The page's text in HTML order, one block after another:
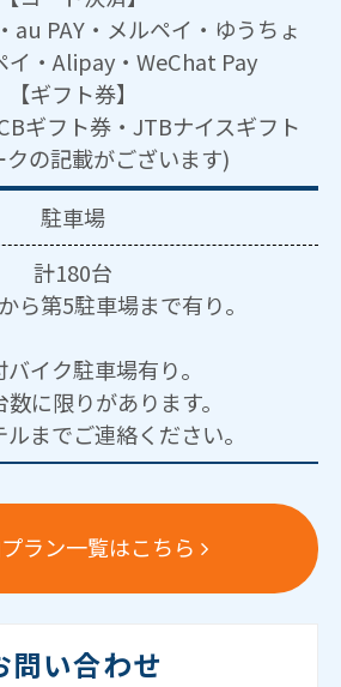
au PAY・メルペイ・ゆうちょ
イ・Alipay・WeChat Pay
【ギフト券】
ギフト券・JTBナイスギフト
クの記載がございます)
駐車場
計180台
ら第5駐車場まで有り。
イク駐車場有り。
に限りがあります。
までご連絡ください。
ラン一覧はこちら
問い合わせ